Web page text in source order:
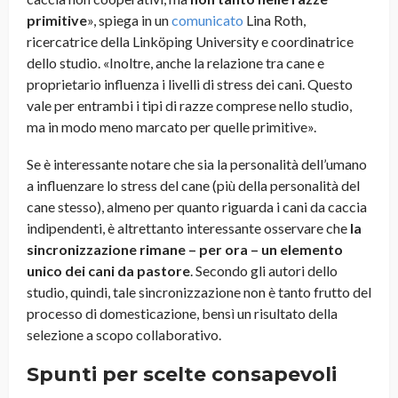
primitive», spiega in uncomunicato Lina Roth,
ricercatrice della Linköping University e coordinatrice
dello studio. «Inoltre, anche la relazione tra cane e
proprietario influenza i livelli di stress dei cani. Questo
vale per entrambi i tipi di razze comprese nello studio,
ma in modo meno marcato per quelle primitive».
Se è interessante notare che sia la personalità dell’umano
a influenzare lo stress del cane (più della personalità del
cane stesso), almeno per quanto riguarda i cani da caccia
indipendenti, è altrettanto interessante osservare che la
sincronizzazione rimane – per ora – un elemento
unico dei cani da pastore. Secondo gli autori dello
studio, quindi, tale sincronizzazione non è tanto frutto del
processo di domesticazione, bensì un risultato della
selezione a scopo collaborativo.
Spunti per scelte consapevoli